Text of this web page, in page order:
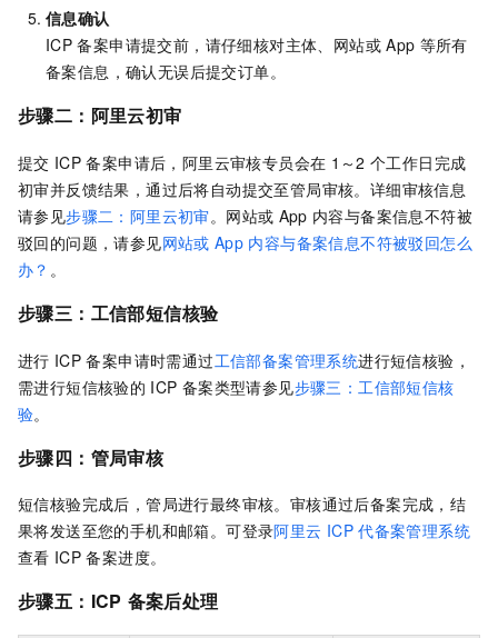
信息确认
ICP 备案申请提交前，请仔细核对主体、网站或 App 等所有
备案信息，确认无误后提交订单。
步骤二：阿里云初审
提交 ICP 备案申请后，阿里云审核专员会在 1～2 个工作日完成
初审并反馈结果，通过后将自动提交至管局审核。 详细审核信息
请参见步骤二：阿里云初审。 网站或 App 内容与备案信息不符被
驳回的问题，请参见网站或 App 内容与备案信息不符被驳回怎么
办？ 。
步骤三：工信部短信核验
进行 ICP 备案申请时需通过工信部备案管理系统进行短信核验 ，
需进行短信核验的 ICP 备案类型请参见步骤三：工信部短信核
验。
步骤四：管局审核
短信核验完成后，管局进行最终审核。审核通过后备案完成，结
果将发送至您的手机和邮箱。可登录阿里云 ICP 代备案管理系统
查看 ICP 备案进度。
步骤五：ICP 备案后处理